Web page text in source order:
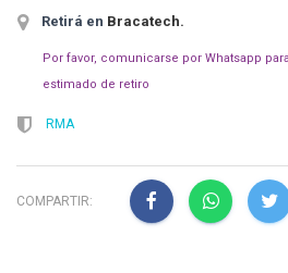
Retirá en Bracatech.
Por favor, comunicarse por Whatsapp
estimado de retiro
RMA
COMPARTIR: